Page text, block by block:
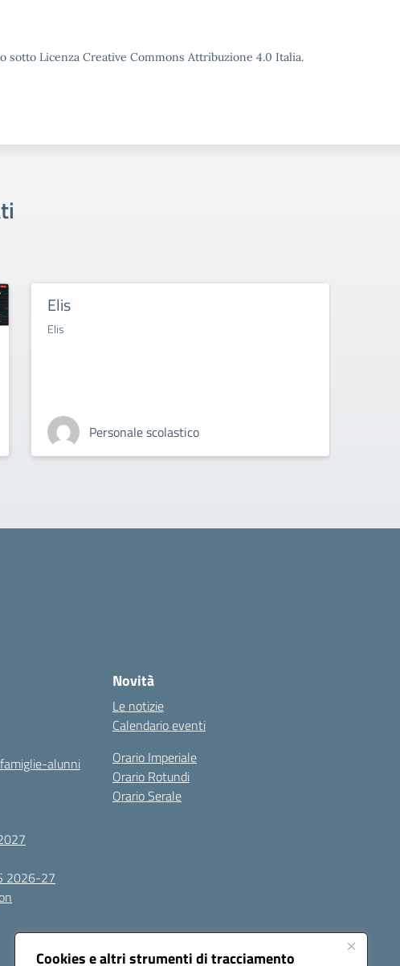
Cookies e altri strumenti di tracciamento
sotto Licenza Creative Commons Attribuzione 4.0 Italia.
Elis
Elis
Personale scolastico
alunni
2026-27
Novità
Le notizie
Calendario eventi
Orario Imperiale
Orario Rotundi
Orario Serale
Seguici su: